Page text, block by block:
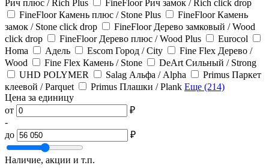
Рич плюс / Rich Plus
FineFloor Рич замок / Rich click drop
FineFloor Камень плюс / Stone Plus
FineFloor Камень
замок / Stone click drop
FineFloor Дерево замковый / Wood
click drop
FineFloor Дерево плюс / Wood Plus
Eurocol
Homa
Адель Escom Город / City
Fine Flex Дерево /
Wood
Fine Flex Камень / Stone
DeArt Сильный / Strong
UHD POLYMER
Salag Альфа / Alpha
Primus Паркет
клеевой / Parquet
Primus Плашки / Plank Еще (214)
Цена за единицу
от
₽
-
до
₽
Наличие, акции и т.п.